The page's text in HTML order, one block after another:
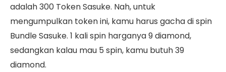
adalah 300 Token Sasuke. Nah, untuk
mengumpulkan token ini, kamu harus gacha di spin
Bundle Sasuke. 1 kali spin harganya 9 diamond,
sedangkan kalau mau 5 spin, kamu butuh 39
diamond.